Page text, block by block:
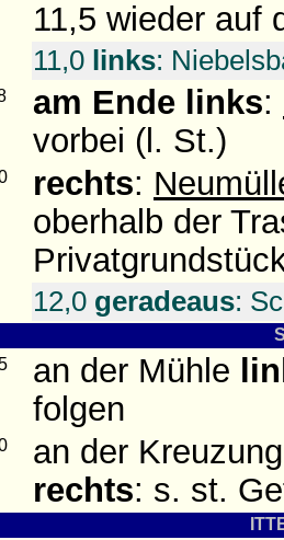
11,5 wieder auf
11,0 links:
am Ende links:
vorbei (l. St.)
rechts:
oberhalb der
12,0 geradeaus:
an der Mühle
folgen
an der
rechts: s. st.